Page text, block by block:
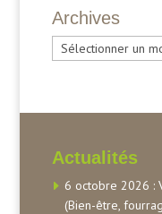
Archives
Archives
Actualités
6 octobre 2026 :
(Bien-être,